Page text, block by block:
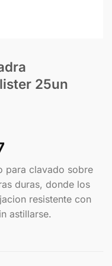
25un
para clavado sobre
duras, donde los
resistente con
astillarse.